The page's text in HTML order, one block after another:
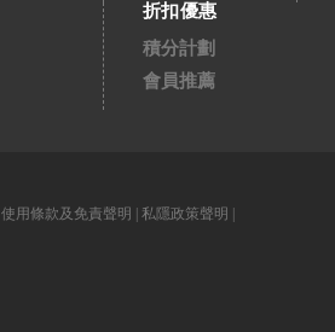
折扣優惠
積分計劃
會員推薦
使用條款及免責聲明 私隱政策聲明